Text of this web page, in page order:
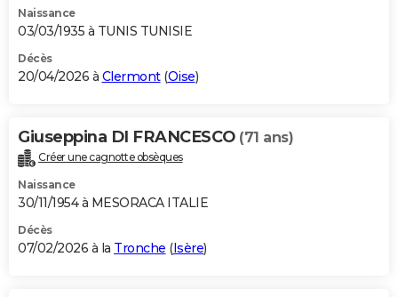
Dictionnaire
Biographies
Citations
Expressions
Proverbes
PROGRAMME TV
S'inscrire
Se connecter
Lycées
Collèges
Primaires
Universités
Entreprises
Service militaire
Avis de recherche
AVIS DE DÉCÈS
Bricolage
Lifestyle
Culture
Sport
Auto
Television
Voyage
Cinema
Naissance
03/03/1935 à TUNIS TUNISIE
Décès
20/04/2026 à Clermont(Oise)
Giuseppina DI FRANCESCO (71 ans)
Créer une cagnotte obsèques
Naissance
30/11/1954 à MESORACA ITALIE
Décès
07/02/2026 à la Tronche (Isère)